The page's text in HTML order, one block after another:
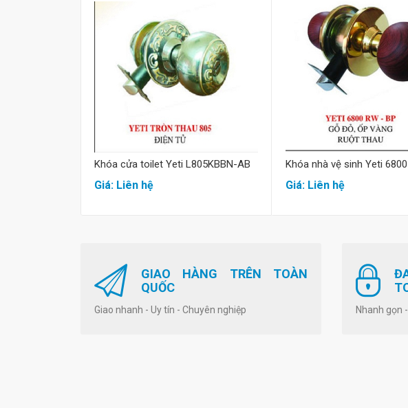
Mua hàng
Khóa cửa toilet Yeti L805KBBN-AB
Giá: Liên hệ
Mua hàng
Khóa nhà vệ sinh Yeti
Giá: Liên hệ
GIAO HÀNG TRÊN TOÀN
QUỐC
Giao nhanh - Uy tín - Chuyên nghiệp Nhanh gọn